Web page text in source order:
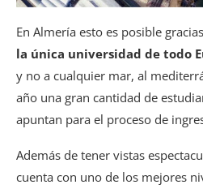
En Almería esto es posible
la única universidad de todo
y no a cualquier mar, al
año una gran cantidad de
apuntan para el proceso de
Además de tener vistas
cuenta con uno de los mejores